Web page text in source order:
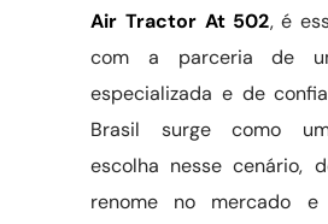
Air Tractor At 502, é
com a parceria de
especializada e de
Brasil surge como
escolha nesse cenário,
renome no mercado